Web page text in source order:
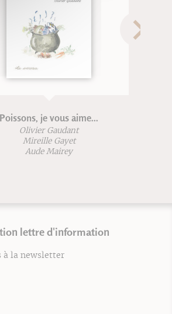
Poissons, je vous aime...
Olivier Gaudant
Mireille Gayet
Aude Mairey
lettre d'information
à la newsletter